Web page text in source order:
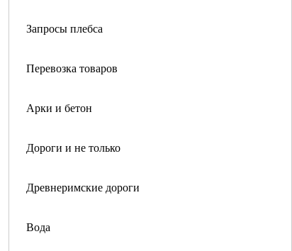
Запросы плебса
Перевозка товаров
Арки и бетон
Дороги и не только
Древнеримские дороги
Вода